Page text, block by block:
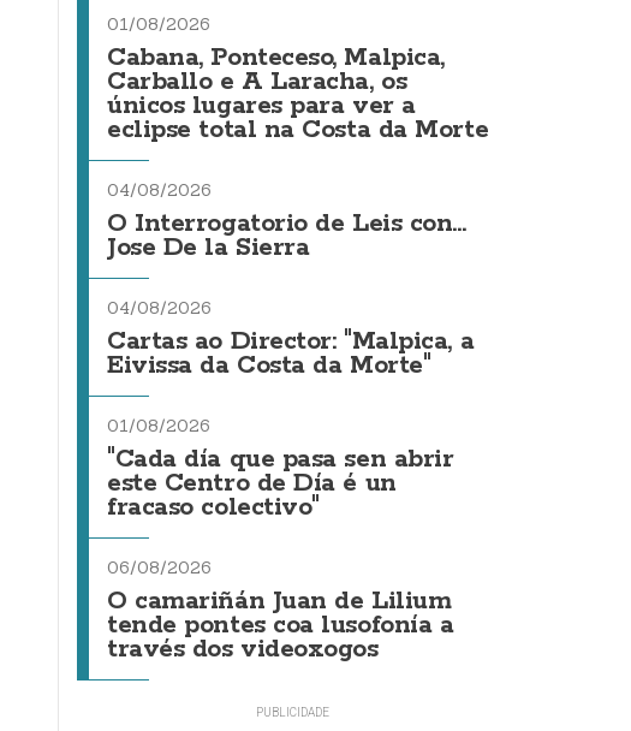
01/08/2026
Cabana, Ponteceso, Malpica,
Carballo e A Laracha, os
únicos lugares para ver a
eclipse total na Costa da Morte
04/08/2026
O Interrogatorio de Leis con...
Jose De la Sierra
04/08/2026
Cartas ao Director: "Malpica, a
Eivissa da Costa da Morte"
01/08/2026
"Cada día que pasa sen abrir
este Centro de Día é un
fracaso colectivo"
06/08/2026
O camariñán Juan de Lilium
tende pontes coa lusofonía a
través dos videoxogos